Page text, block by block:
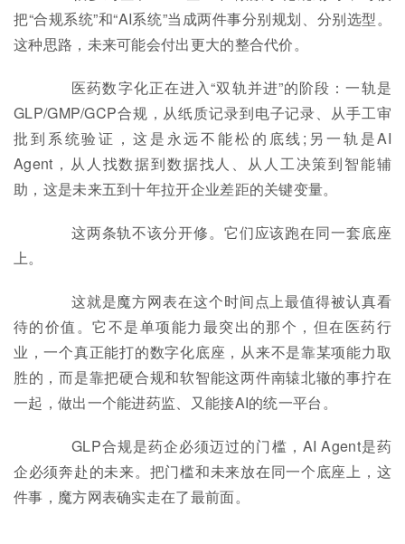
把“合规系统”和“AI系统”当成两件事分别规划、分别选型。
这种思路，未来可能会付出更大的整合代价。
医药数字化正在进入“双轨并进”的阶段：一轨是
GLP/GMP/GCP合规，从纸质记录到电子记录、从手工审
批到系统验证，这是永远不能松的底线;另一轨是AI
Agent，从人找数据到数据找人、从人工决策到智能辅
助，这是未来五到十年拉开企业差距的关键变量。
这两条轨不该分开修。它们应该跑在同一套底座
上。
这就是魔方网表在这个时间点上最值得被认真看
待的价值。它不是单项能力最突出的那个，但在医药行
业，一个真正能打的数字化底座，从来不是靠某项能力取
胜的，而是靠把硬合规和软智能这两件南辕北辙的事拧在
一起，做出一个能进药监、又能接AI的统一平台。
GLP合规是药企必须迈过的门槛，AI Agent是药
企必须奔赴的未来。把门槛和未来放在同一个底座上，这
件事，魔方网表确实走在了最前面。